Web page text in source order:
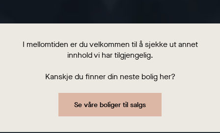
I mellomtiden er du velkommen til å sjekke ut annet
innhold vi har tilgjengelig.
Kanskje du finner din neste bolig her?
Se våre boliger til salgs